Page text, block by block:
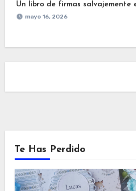
Un libro de firmas salvajemente
mayo 16, 2026
Te Has Perdido